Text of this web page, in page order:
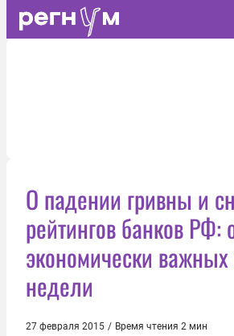
О падении гривны и
рейтингов банков РФ:
экономически
недели
27 февраля 2015 / Время чтения 2 мин